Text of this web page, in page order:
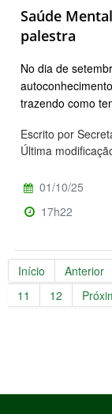
Saúde
palestra
No dia de
trazendo como
Escrito por
Última
01/10/25
17h22
Início Anterior
11
12